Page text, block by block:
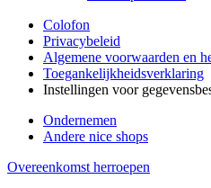
Colofon
Privacybeleid
Algemene voorwaarden en
Toegankelijkheidsverklaring
Instellingen voor
Ondernemen
Andere nice shops
Overeenkomst herroepen